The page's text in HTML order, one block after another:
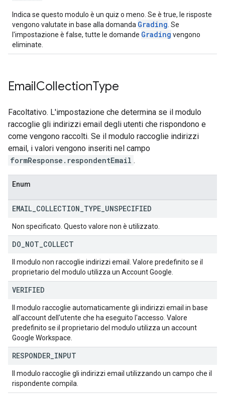
Indica se questo modulo è un quiz o meno. Se è true, le risposte
vengono valutate in base alla domanda Grading . Se
l'impostazione è false, tutte le domande Grading vengono
eliminate.
EmailCollectionType
Facoltativo. L'impostazione che determina se il modulo
raccoglie gli indirizzi email degli utenti che rispondono e
come vengono raccolti. Se il modulo raccoglie indirizzi
email, i valori vengono inseriti nel campo
formResponse.respondentEmail .
Enum
EMAIL COLLECTION TYPE UNSPECIFIED
Non specificato. Questo valore non è utilizzato.
DO NOT COLLECT
Il modulo non raccoglie indirizzi email. Valore predefinito se il
proprietario del modulo utilizza un Account Google.
VERIFIED
Il modulo raccoglie automaticamente gli indirizzi email in base
all'account dell'utente che ha eseguito l'accesso. Valore
predefinito se il proprietario del modulo utilizza un account
Google Workspace.
RESPONDER INPUT
Il modulo raccoglie gli indirizzi email utilizzando un campo che il
rispondente compila.